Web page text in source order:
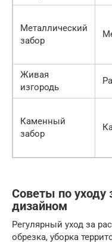
Металлический
забор
Живая
изгородь
Каменный
забор
Советы по
дизайном
Регулярный уход за
обрезка, уборка